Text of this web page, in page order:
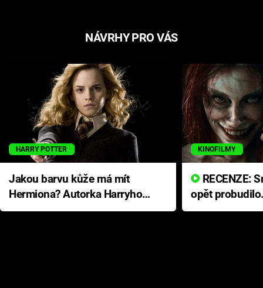
NÁVRHY PRO VÁS
HARRY POTTER
Jakou barvu kůže má mít
Hermiona? Autorka Harryho
Pottera přišla s ráznou
KINOFILMY
opět
přichází s